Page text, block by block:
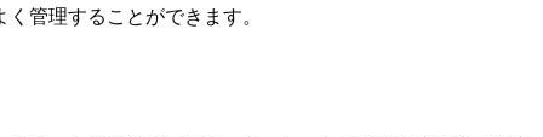
管理することができます。